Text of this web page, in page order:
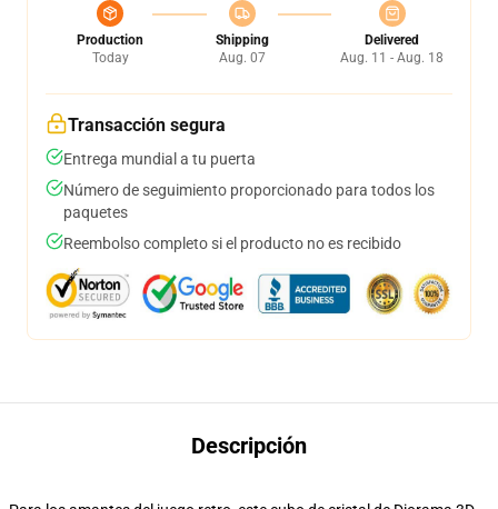
Production
Today
Shipping
Aug. 07
Delivered
Aug. 11 - Aug. 18
Transacción segura
Entrega mundial a tu puerta
Número de seguimiento proporcionado para todos los
paquetes
Reembolso completo si el producto no es recibido
Descripción